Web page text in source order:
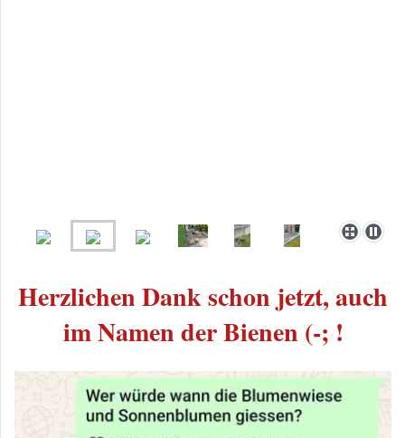
Herzlichen Dank schon jetzt, auch
im Namen der Bienen (-; !